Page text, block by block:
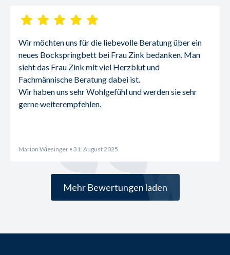
Wir möchten uns für die liebevolle Beratung über ein
neues Bockspringbett bei Frau Zink bedanken. Man
sieht das Frau Zink mit viel Herzblut und
Fachmännische Beratung dabei ist.
Wir haben uns sehr Wohlgefühl und werden sie sehr
gerne weiterempfehlen.
Marion Wiesinger • 31. August 2025
Mehr Bewertungen laden